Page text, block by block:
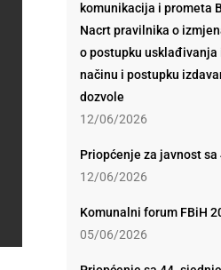
komunikacija i prometa
Nacrt pravilnika o
o postupku
načinu i postupku
dozvole
12/06/2026
Priopćenje za javnost sa
12/06/2026
Komunalni forum FBiH
05/06/2026